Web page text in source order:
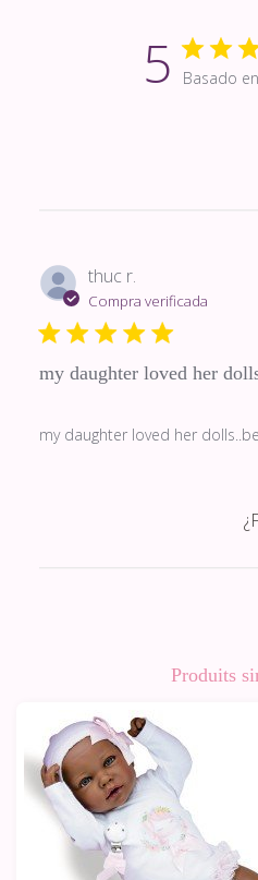
5 Basado
thuc r.
Compra verificada
my daughter loved her
my daughter loved her
Produits